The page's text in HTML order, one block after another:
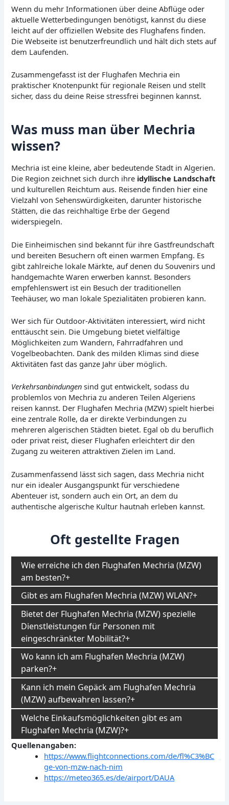
Wenn du mehr Informationen über deine Abflüge oder
aktuelle Wetterbedingungen benötigst, kannst du diese
leicht auf der offiziellen Website des Flughafens finden.
Die Webseite ist benutzerfreundlich und hält dich stets auf
dem Laufenden.
Zusammengefasst ist der Flughafen Mechria ein
praktischer Knotenpunkt für regionale Reisen und stellt
sicher, dass du deine Reise stressfrei beginnen kannst.
Was muss man über Mechria
wissen?
Mechria ist eine kleine, aber bedeutende Stadt in Algerien.
Die Region zeichnet sich durch ihre idyllische Landschaft
und kulturellen Reichtum aus. Reisende finden hier eine
Vielzahl von Sehenswürdigkeiten, darunter historische
Stätten, die das reichhaltige Erbe der Gegend
widerspiegeln.
Die Einheimischen sind bekannt für ihre Gastfreundschaft
und bereiten Besuchern oft einen warmen Empfang. Es
gibt zahlreiche lokale Märkte, auf denen du Souvenirs und
handgemachte Waren erwerben kannst. Besonders
empfehlenswert ist ein Besuch der traditionellen
Teehäuser, wo man lokale Spezialitäten probieren kann.
Wer sich für Outdoor-Aktivitäten interessiert, wird nicht
enttäuscht sein. Die Umgebung bietet vielfältige
Möglichkeiten zum Wandern, Fahrradfahren und
Vogelbeobachten. Dank des milden Klimas sind diese
Aktivitäten fast das ganze Jahr über möglich.
Verkehrsanbindungen sind gut entwickelt, sodass du
problemlos von Mechria zu anderen Teilen Algeriens
reisen kannst. Der Flughafen Mechria (MZW) spielt hierbei
eine zentrale Rolle, da er direkte Verbindungen zu
mehreren algerischen Städten bietet. Egal ob du beruflich
oder privat reist, dieser Flughafen erleichtert dir den
Zugang zu weiteren attraktiven Zielen im Land.
Zusammenfassend lässt sich sagen, dass Mechria nicht
nur ein idealer Ausgangspunkt für verschiedene
Abenteuer ist, sondern auch ein Ort, an dem du
authentische algerische Kultur hautnah erleben kannst.
Oft gestellte Fragen
Wie erreiche ich den Flughafen Mechria (MZW)
am besten?
Gibt es am Flughafen Mechria (MZW) WLAN?
Bietet der Flughafen Mechria (MZW) spezielle
Dienstleistungen für Personen mit
eingeschränkter Mobilität?
Wo kann ich am Flughafen Mechria (MZW)
parken?
Kann ich mein Gepäck am Flughafen Mechria
(MZW) aufbewahren lassen?
Welche Einkaufsmöglichkeiten gibt es am
Flughafen Mechria (MZW)?
Quellenangaben:
https://www.flightconnections.com/de/fl%C3%BC
ge-von-mzw-nach-nim
https://meteo365.es/de/airport/DAUA